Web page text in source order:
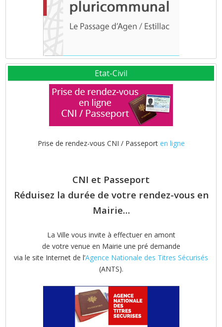
Etat-Civil
Prise de rendez-vous CNI / Passeport en ligne
CNI et Passeport
Réduisez la durée de votre rendez-vous en
Mairie…
La Ville vous invite à effectuer en amont
de votre venue en Mairie une pré demande
via le site Internet de l’Agence Nationale des Titres Sécurisés
(ANTS).